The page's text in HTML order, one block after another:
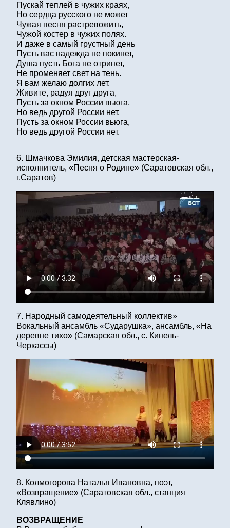
Пускай теплей в чужих краях,
Но сердца русского не может
Чужая песня растревожить,
Чужой костер в чужих полях.
И даже в самый грустный день
Пусть вас надежда не покинет,
Душа пусть Бога не отринет,
Не променяет свет на тень.
Я вам желаю долгих лет.
Живите, радуя друг друга,
Пусть за окном России вьюга,
Но ведь другой России нет.
Пусть за окном России вьюга,
Но ведь другой России нет.
6. Шмачкова Эмилия, детская мастерская-
исполнитель, «Песня о Родине» (Саратовская обл.,
г.Саратов)
7. Народный самодеятельный коллектив»
Вокальный ансамбль «Сударушка», ансамбль, «На
деревне тихо» (Самарская обл., с. Кинель-
Черкассы)
8. Колмогорова Наталья Ивановна, поэт,
«Возвращение» (Саратовская обл., станция
Клявлино)
ВОЗВРАЩЕНИЕ